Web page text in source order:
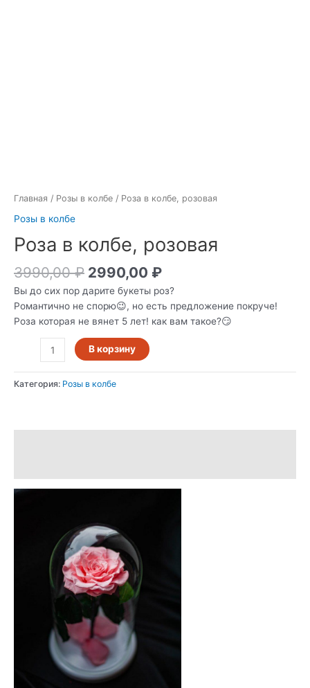
Главная / Розы в колбе / Роза в колбе, розовая
Розы в колбе
Роза в колбе, розовая
3990,00₽ 2990,00 ₽
Вы до сих пор дарите букеты роз?
Романтично не спорю😉, но есть предложение покруче!
Роза которая не вянет 5 лет! как вам такое?😏
В корзину
Категория: Розы в колбе